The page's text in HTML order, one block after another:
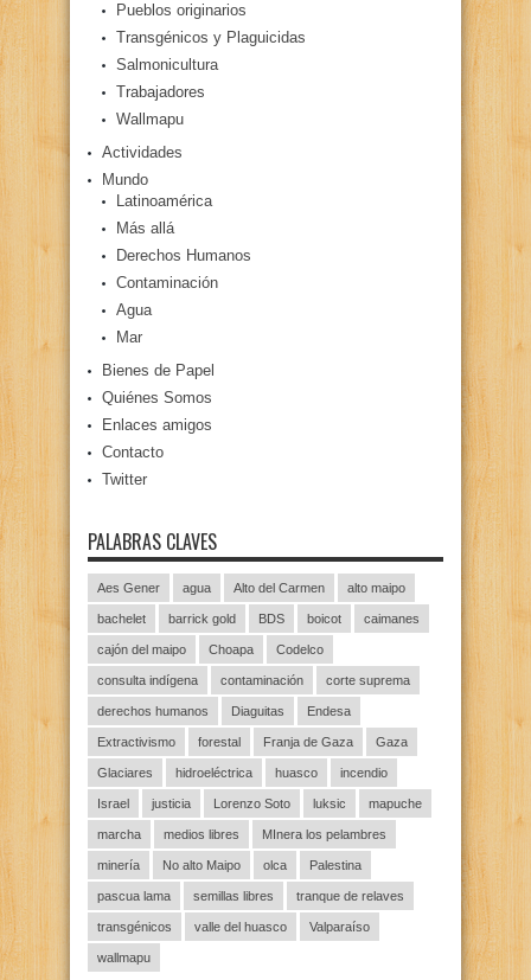
Pueblos originarios
Transgénicos y Plaguicidas
Salmonicultura
Trabajadores
Wallmapu
Actividades
Mundo
Latinoamérica
Más allá
Derechos Humanos
Contaminación
Agua
Mar
Bienes de Papel
Quiénes Somos
Enlaces amigos
Contacto
Twitter
PALABRAS CLAVES
Aes Gener agua Alto del Carmen alto maipo
bachelet barrick gold BDS boicot caimanes
cajón del maipo Choapa Codelco
consulta indígena contaminación corte suprema
derechos humanos Diaguitas Endesa
Extractivismo forestal Franja de Gaza Gaza
Glaciares hidroeléctrica huasco incendio
Israel justicia Lorenzo Soto luksic mapuche
marcha medios libres MInera los pelambres
minería No alto Maipo olca Palestina
pascua lama semillas libres tranque de relaves
transgénicos valle del huasco Valparaíso
wallmapu